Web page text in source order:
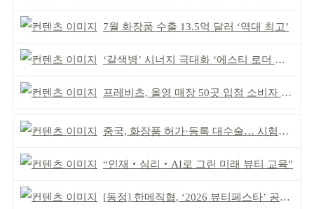
7월 화장품 수출 13.5억 달러 ‘역대 최고’
‘갈색병’ 시너지 극대화 ‘에스티 로더 스킨부스터’ 출시
프레비츠, 올영 매장 50곳 입점 소비자 접점 강화
중국, 화장품 허가·등록 대수술… 시험자료 공용 허용
“인재‧심리‧AI로 그린 미래 뷰티 교육”
[동정] 한메직협, ‘2026 뷰티페스타’ 공동 주최